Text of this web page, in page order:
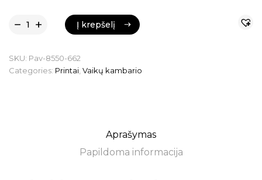
Į krepšelį
Į krepšelį
SKU: Pav-8550-662
Categories: Printai Vaikų kambario
Aprašymas
Papildoma informacija